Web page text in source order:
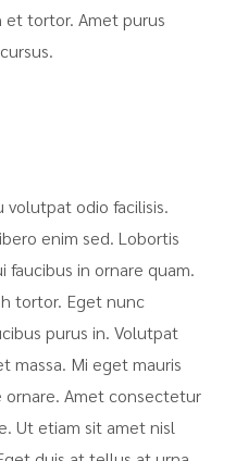
et tortor. Amet purus
volutpat odio facilisis.
enim sed. Lobortis
in ornare quam.
tortor. Eget nunc
purus in. Volutpat
massa. Mi eget mauris
Amet consectetur
Ut etiam sit amet nisl